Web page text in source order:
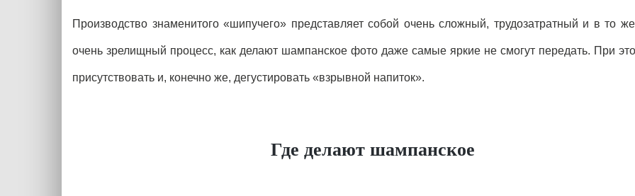
Производство знаменитого «шипучего» представляет собой очень сложный, трудозатратный и в то
очень зрелищный процесс, как делают шампанское фото даже самые яркие не смогут передать. При
присутствовать и, конечно же, дегустировать «взрывной напиток».
Где делают шампанское